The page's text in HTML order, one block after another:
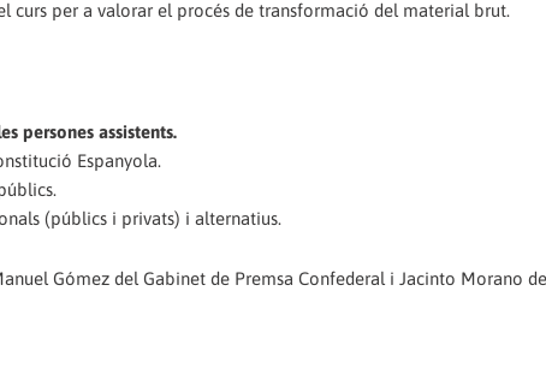
curs per a valorar el procés de transformació del material brut.
persones assistents.
Espanyola.
(públics i privats) i alternatius.
Gómez del Gabinet de Premsa Confederal i Jacinto Morano